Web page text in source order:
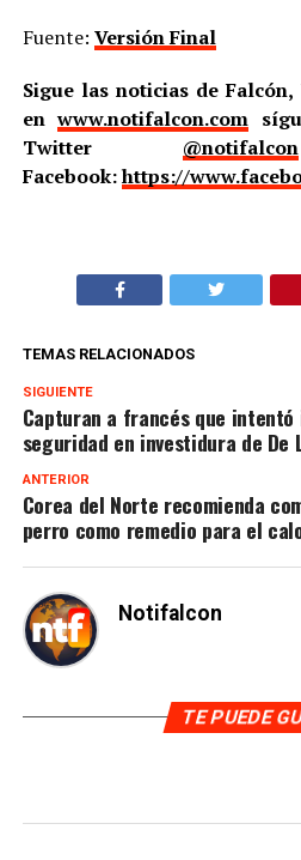
Fuente: Versión Final
Sigue las noticias de
enwww.notifalcon.com
Twitter @notifalcon
Facebook:https://
TEMAS RELACIONADOS
SIGUIENTE
Capturan a francés que
seguridad en investidura de De
ANTERIOR
Corea del Norte recomienda
perro como remedio para el
Notifalcon
TE PUEDE